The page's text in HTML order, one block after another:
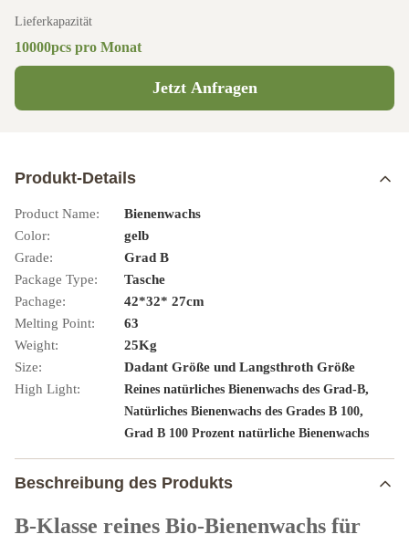
Lieferkapazität
10000pcs pro Monat
Jetzt Anfragen
Produkt-Details
Product Name:
Bienenwachs
Color:
gelb
Grade:
Grad B
Package Type:
Tasche
Pachage:
42*32* 27cm
Melting Point:
63
Weight:
25Kg
Size:
Dadant Größe und Langsthroth Größe
High Light:
Reines natürliches Bienenwachs des Grad-B,
Natürliches Bienenwachs des Grades B 100,
Grad B 100 Prozent natürliche Bienenwachs
Beschreibung des Produkts
B-Klasse reines Bio-Bienenwachs für